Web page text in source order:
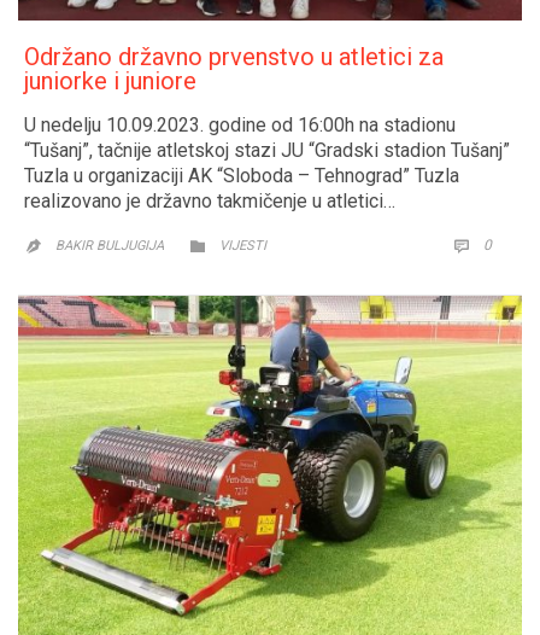
Održano državno prvenstvo u atletici za
juniorke i juniore
U nedelju 10.09.2023. godine od 16:00h na stadionu
“Tušanj”, tačnije atletskoj stazi JU “Gradski stadion Tušanj”
Tuzla u organizaciji AK “Sloboda – Tehnograd” Tuzla
realizovano je državno takmičenje u atletici…
 BAKIR BULJUGIJA  CATEGORY
VIJESTI  0